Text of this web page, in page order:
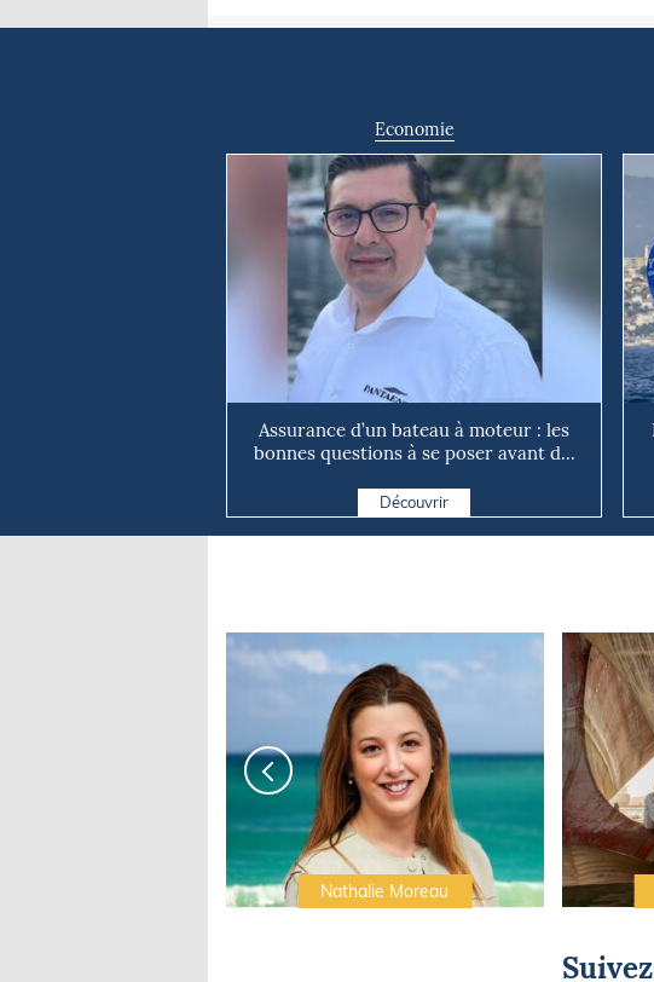
Economie
Assurance d’un bateau à moteur : les
bonnes questions à se poser avant d...
Découvrir
Nathalie Moreau